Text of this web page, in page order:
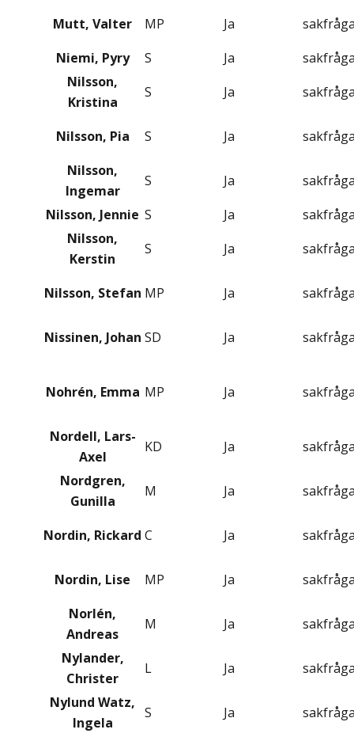
Mutt, Valter MP Ja
Niemi, Pyry
S Ja
Nilsson,
Kristina
S Ja
Nilsson, Pia S Ja
Nilsson,
Ingemar
S Ja
Nilsson, Jennie S Ja
Nilsson,
Kerstin
S Ja
Nilsson, Stefan MP Ja
Nissinen, Johan SD Ja
Nohrén, Emma MP Ja
Nordell, Lars-
Axel
KD Ja
Nordgren,
Gunilla
M Ja
Nordin, Rickard C Ja
Nordin, Lise MP Ja
Norlén,
Andreas
M Ja
Nylander,
Christer
L Ja
Nylund Watz,
Ingela
S Ja